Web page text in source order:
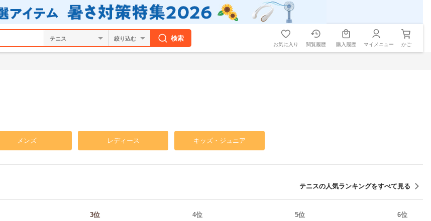
絞り込む 検索
お気に入り 閲覧履歴 購入履歴 マイメニュー かご
メンズ レディース キッズ・ジュニア
テニスの人気ランキングをすべて見る
3位 4位 5位 6位